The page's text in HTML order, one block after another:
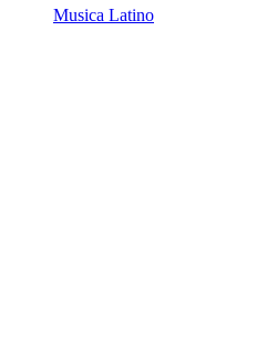
Musica Latino